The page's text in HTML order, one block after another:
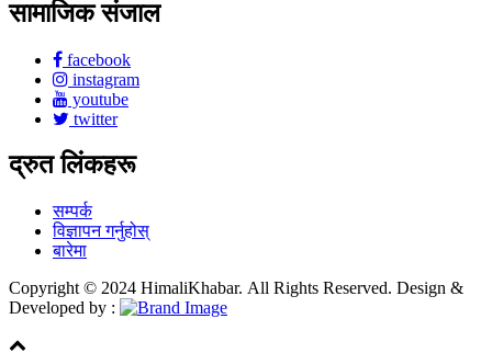
सामाजिक संजाल
facebook
instagram
youtube
twitter
द्रुत लिंकहरू
सम्पर्क
विज्ञापन गर्नुहोस्
बारेमा
Copyright © 2024 HimaliKhabar. All Rights Reserved. Design &
Developed by :